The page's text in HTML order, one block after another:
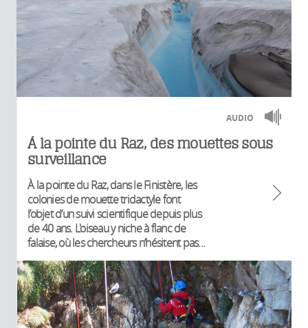
AUDIO
À la pointe du Raz, des mouettes sous
surveillance
À la pointe du Raz, dans le Finistère, les
colonies de mouette tridactyle font
l’objet d’un suivi scientifique depuis plus
de 40 ans. L'oiseau y niche à flanc de
falaise, où les chercheurs n’hésitent pas...